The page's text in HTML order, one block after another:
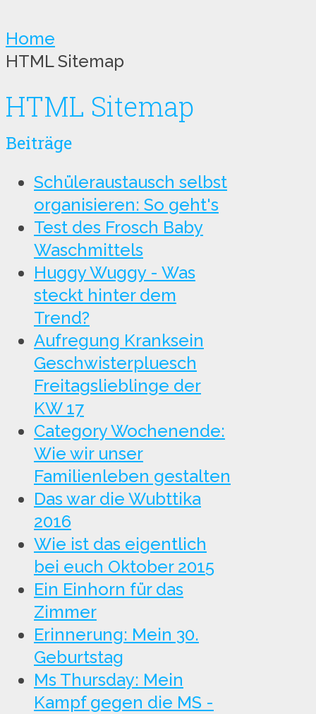
Home
HTML Sitemap
HTML Sitemap
Beiträge
Schüleraustausch selbst
organisieren: So geht's
Test des Frosch Baby
Waschmittels
Huggy Wuggy - Was
steckt hinter dem
Trend?
Aufregung Kranksein
Geschwisterpluesch
Freitagslieblinge der
KW 17
Category Wochenende:
Wie wir unser
Familienleben gestalten
Das war die Wubttika
2016
Wie ist das eigentlich
bei euch Oktober 2015
Ein Einhorn für das
Zimmer
Erinnerung: Mein 30.
Geburtstag
Ms Thursday: Mein
Kampf gegen die MS -